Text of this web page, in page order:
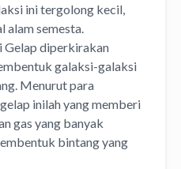
ini tergolong kecil,
alam semesta.
Gelap diperkirakan
galaksi-galaksi
Menurut para
inilah yang memberi
gas yang banyak
bintang yang